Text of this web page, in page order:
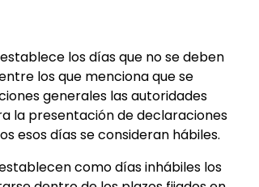
establece los días que no se deben
los que menciona que se
generales las autoridades
la presentación de declaraciones
esos días se consideran hábiles.
como días inhábiles los